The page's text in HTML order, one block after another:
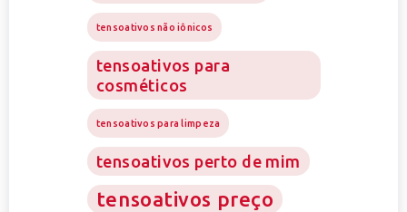
tensoativos não iônicos
tensoativos para
cosméticos
tensoativos para limpeza
tensoativos perto de mim
tensoativos preço